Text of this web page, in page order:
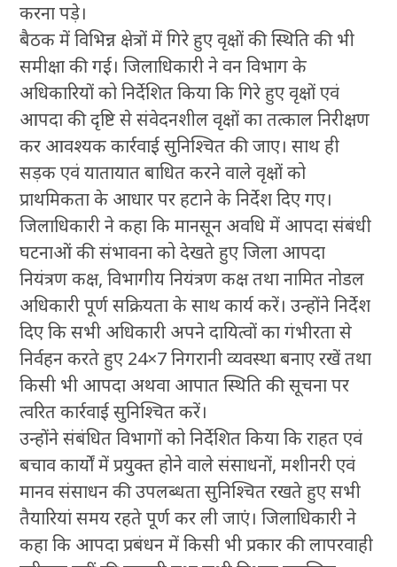
करना पड़े।
बैठक में विभिन्न क्षेत्रों में गिरे हुए वृक्षों की स्थिति की भी
समीक्षा की गई। जिलाधिकारी ने वन विभाग के
अधिकारियों को निर्देशित किया कि गिरे हुए वृक्षों एवं
आपदा की दृष्टि से संवेदनशील वृक्षों का तत्काल निरीक्षण
कर आवश्यक कार्रवाई सुनिश्चित की जाए। साथ ही
सड़क एवं यातायात बाधित करने वाले वृक्षों को
प्राथमिकता के आधार पर हटाने के निर्देश दिए गए।
जिलाधिकारी ने कहा कि मानसून अवधि में आपदा संबंधी
घटनाओं की संभावना को देखते हुए जिला आपदा
नियंत्रण कक्ष, विभागीय नियंत्रण कक्ष तथा नामित नोडल
अधिकारी पूर्ण सक्रियता के साथ कार्य करें। उन्होंने निर्देश
दिए कि सभी अधिकारी अपने दायित्वों का गंभीरता से
निर्वहन करते हुए 24×7 निगरानी व्यवस्था बनाए रखें तथा
किसी भी आपदा अथवा आपात स्थिति की सूचना पर
त्वरित कार्रवाई सुनिश्चित करें।
उन्होंने संबंधित विभागों को निर्देशित किया कि राहत एवं
बचाव कार्यों में प्रयुक्त होने वाले संसाधनों, मशीनरी एवं
मानव संसाधन की उपलब्धता सुनिश्चित रखते हुए सभी
तैयारियां समय रहते पूर्ण कर ली जाएं। जिलाधिकारी ने
कहा कि आपदा प्रबंधन में किसी भी प्रकार की लापरवाही